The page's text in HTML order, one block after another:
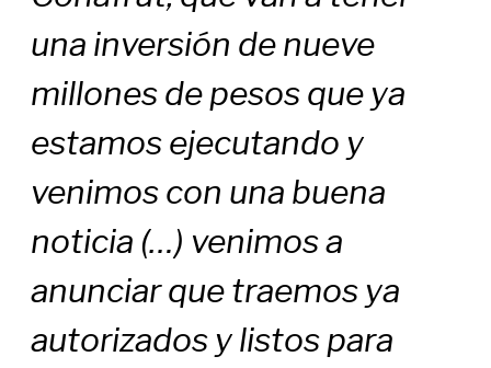
una inversión de nueve
millones de pesos que ya
estamos ejecutando y
venimos con una buena
noticia (…) venimos a
anunciar que traemos ya
autorizados y listos para